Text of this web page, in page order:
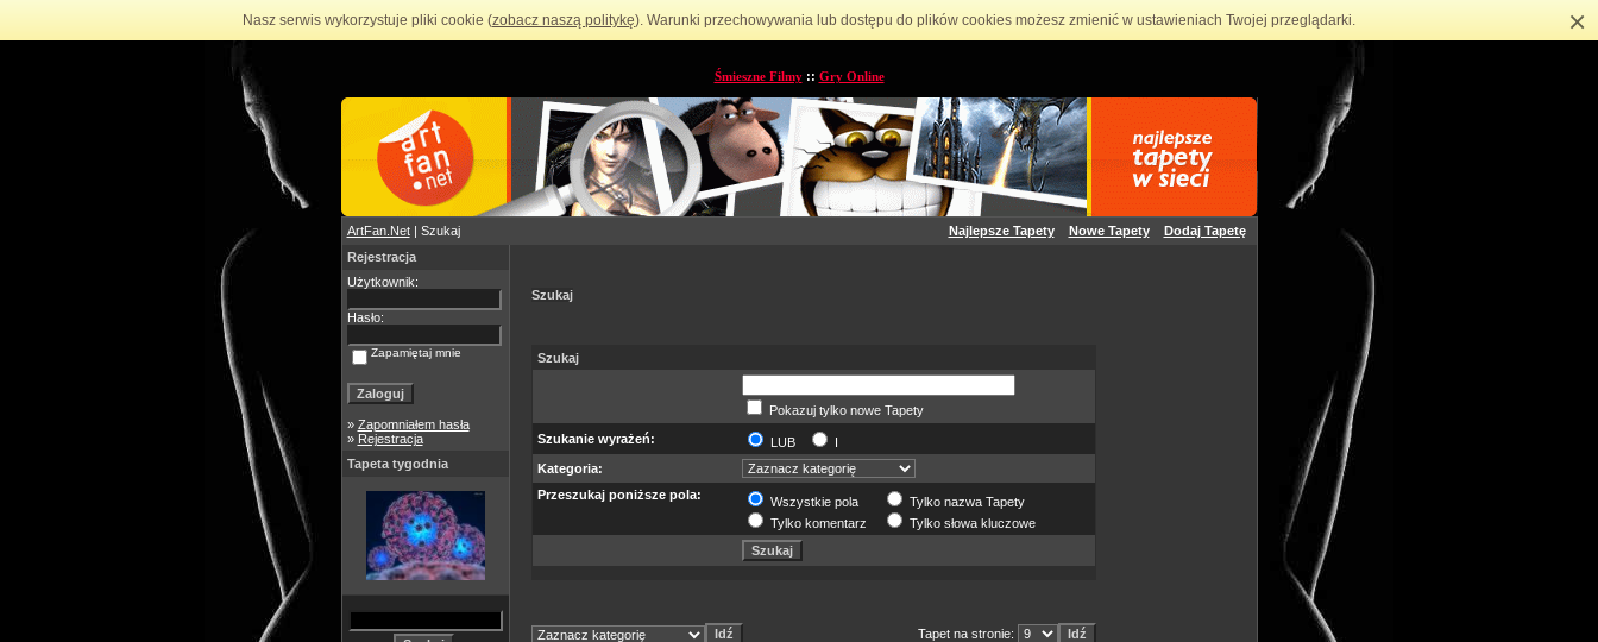
Nasz serwis wykorzystuje pliki cookie (zobacz naszą politykę). Warunki przechowywania lub dostępu do plików cookies możesz zmienić w ustawieniach Twojej przeglądarki. ×
Śmieszne Filmy:: Gry Online
ArtFan.Net| Szukaj Najlepsze Tapety Nowe Tapety
Dodaj Tapetę
Rejestracja
Użytkownik:
Hasło:
Zapamiętaj mnie
» Zapomniałem hasła
» Rejestracja
Tapeta tygodnia
Szukaj
Szukaj
Pokazuj tylko nowe Tapety
Szukanie wyrażeń:
LUB
I
Kategoria:
Przeszukaj poniższe pola:
Wszystkie pola
Tylko nazwa Tapety
Tylko komentarz
Tylko słowa kluczowe
Tapet na stronie: